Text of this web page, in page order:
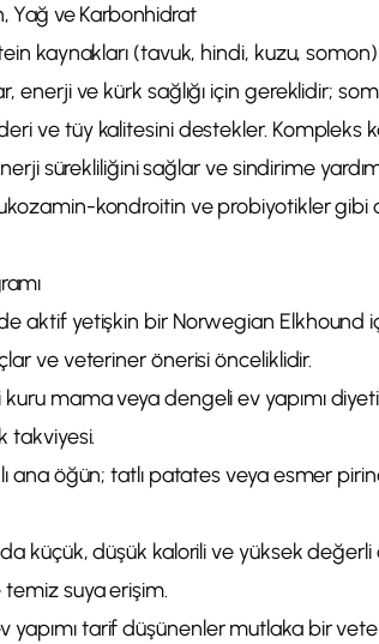
Yağ ve Karbonhidrat
kaynakları (tavuk, hindi, kuzu,
enerji ve kürk sağlığı için gereklidir;
ve tüy kalitesini destekler. Kompleks
sürekliliğini sağlar ve sindirime
kondroitin ve probiyotikler gibi
aktif yetişkin bir Norwegian Elkhound
ve veteriner önerisi önceliklidir.
mama veya dengeli ev yapımı
takviyesi.
ana öğün; tatlı patates veya esmer
küçük, düşük kalorili ve yüksek değerli
suya erişim.
tarif düşünenler mutlaka bir